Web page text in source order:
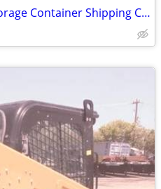
20' New One Trip Conex Storage Container Shipping Containers Cargo Pod